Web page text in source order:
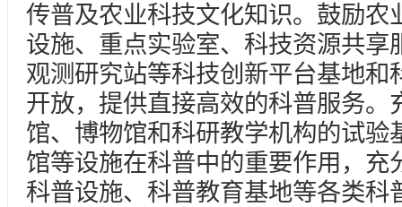
传普及农业科技文化知识。鼓励农
设施、重点实验室、科技资源共享
观测研究站等科技创新平台基地和
开放，提供直接高效的科普服务。
馆、博物馆和科研教学机构的试验
馆等设施在科普中的重要作用，充
科普设施、科普教育基地等各类科